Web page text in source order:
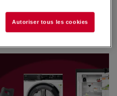
Autoriser tous les cookies